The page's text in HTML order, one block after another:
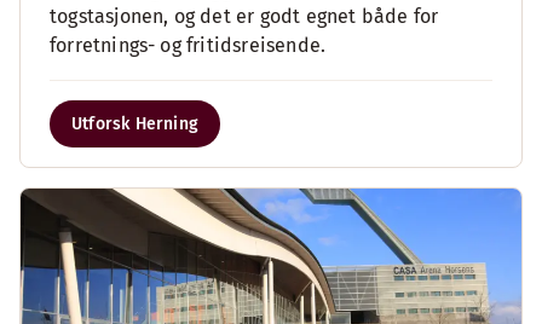
togstasjonen, og det er godt egnet både for
forretnings- og fritidsreisende.
Utforsk Herning